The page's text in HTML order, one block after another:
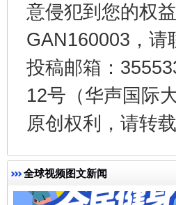
意侵犯到您的权
GAN160003，请
投稿邮箱：
12号（华声国际
原创权利，请转
全球视频图文新闻
受贿1.44亿！段成刚被判无